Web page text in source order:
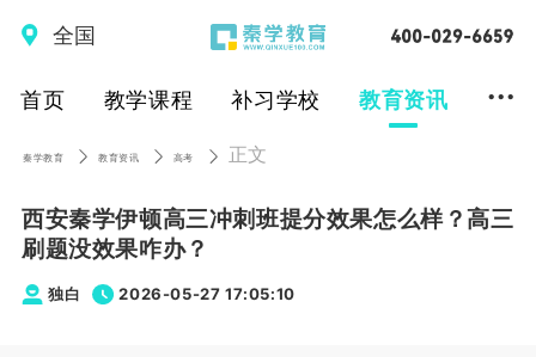
全国
首页 教学课程 补习学校 教育资讯 ...
秦学教育 教育资讯 高考 正文
西安秦学伊顿高三冲刺班提分效果怎么样？高三
刷题没效果咋办？
独白 2026-05-27 17:05:10